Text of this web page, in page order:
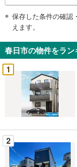
知
を
受
け
件
を
マ
イ
保存した条件の確認
えます。
春日市の物件をラ
1
2